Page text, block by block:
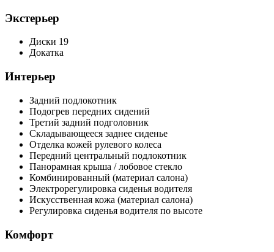
Экстерьер
Диски 19
Докатка
Интерьер
Задний подлокотник
Подогрев передних сидений
Третий задний подголовник
Складывающееся заднее сиденье
Отделка кожей рулевого колеса
Передний центральный подлокотник
Панорамная крыша / лобовое стекло
Комбинированный (материал салона)
Электрорегулировка сиденья водителя
Искусственная кожа (материал салона)
Регулировка сиденья водителя по высоте
Комфорт